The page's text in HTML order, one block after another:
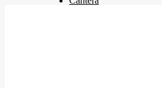
Quiénes somos